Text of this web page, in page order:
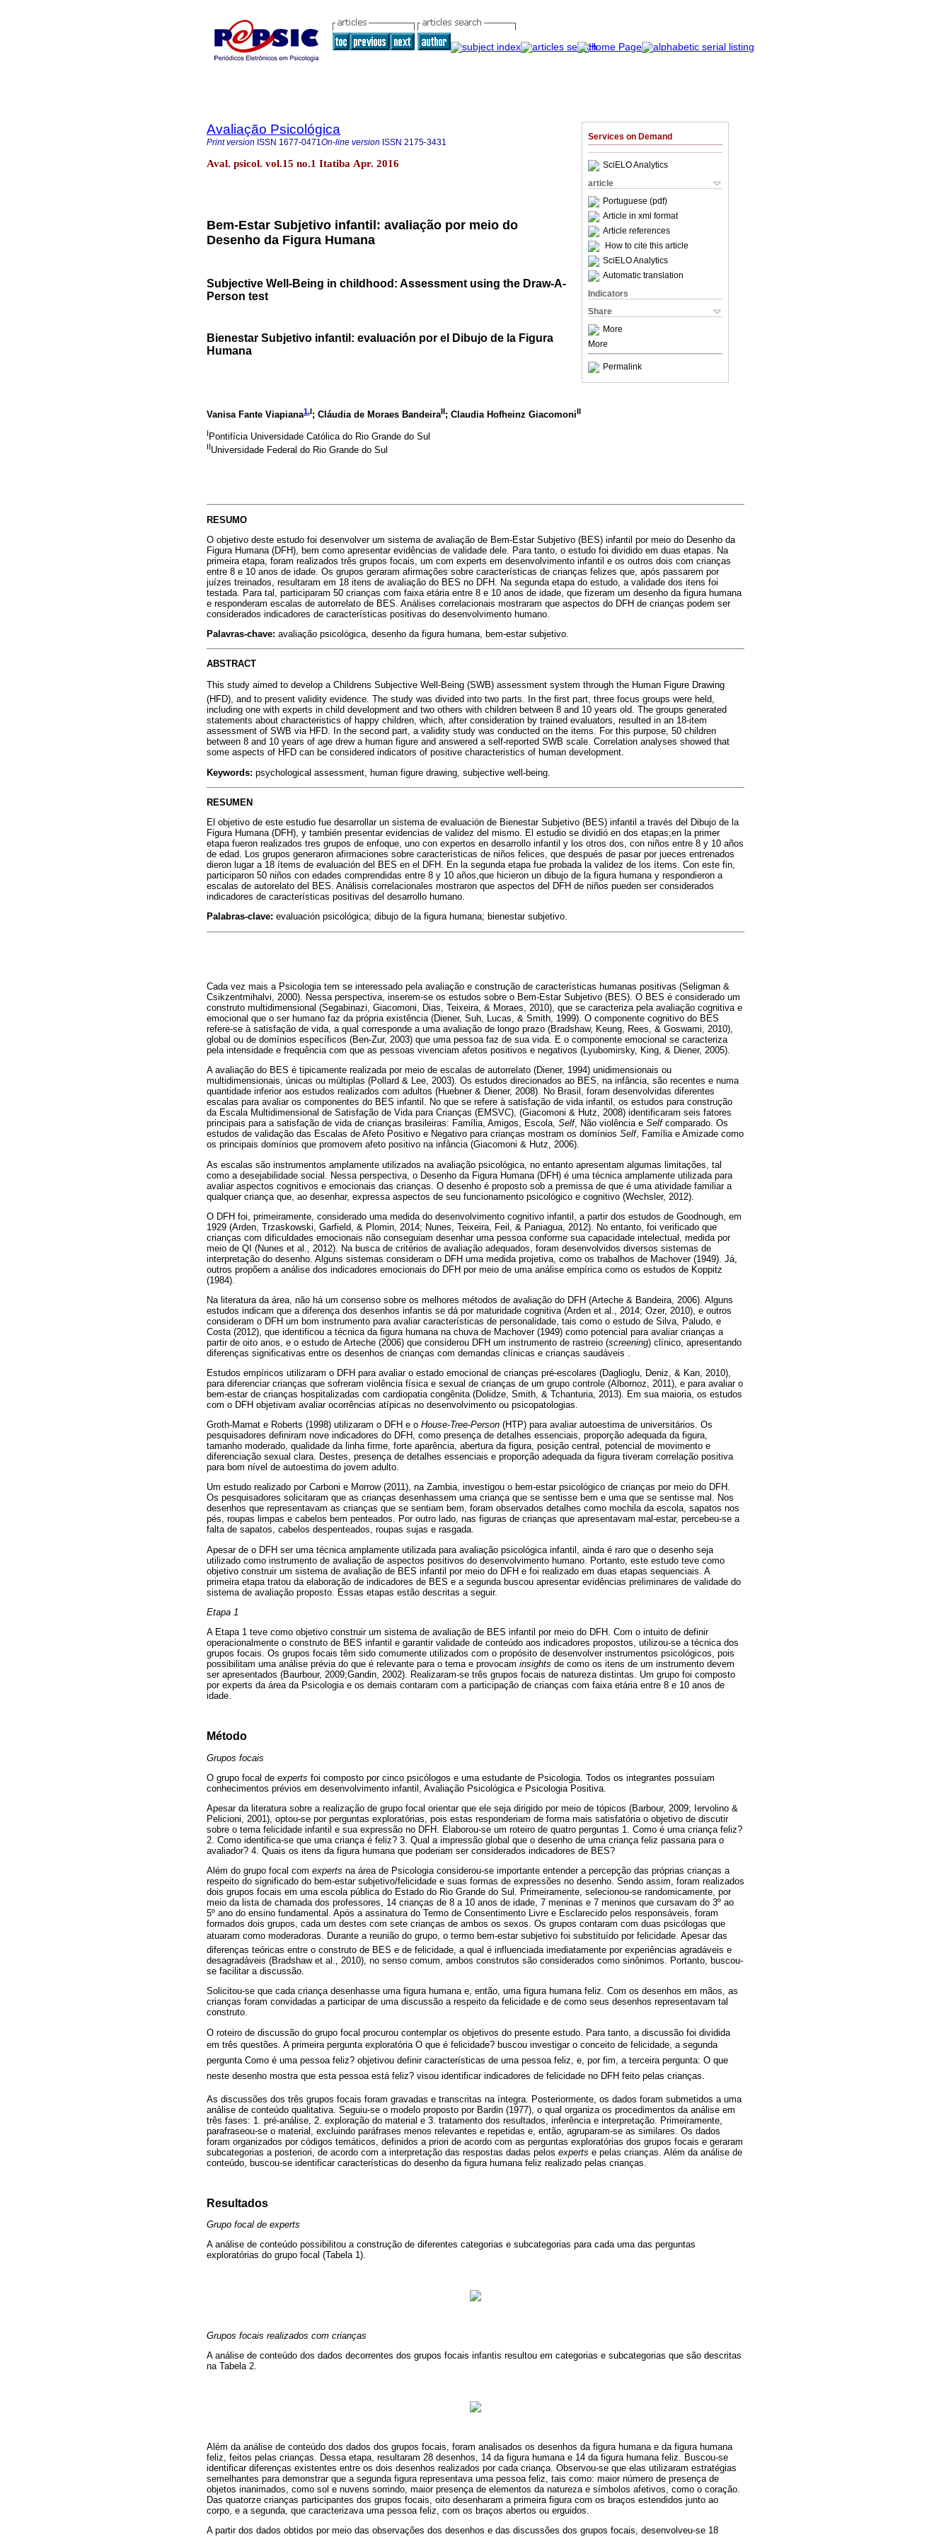
Services on Demand
SciELO Analytics
article
Portuguese (pdf)
Article in xml format
Article references
How to cite this article
SciELO Analytics
Automatic translation
Indicators
Share
More
More
Permalink
Avaliação Psicológica
Print version ISSN 1677-0471On-line version ISSN 2175-3431
Aval. psicol. vol.15 no.1 Itatiba Apr. 2016
Bem-Estar Subjetivo infantil: avaliação por meio do
Desenho da Figura Humana
Subjective Well-Being in childhood: Assessment using the Draw-A-
Person test
Bienestar Subjetivo infantil: evaluación por el Dibujo de la Figura
Humana
Vanisa Fante Viapiana1,I; Cláudia de Moraes BandeiraII; Claudia Hofheinz GiacomoniII
I Pontifícia Universidade Católica do Rio Grande do Sul
IIUniversidade Federal do Rio Grande do Sul
RESUMO
O objetivo deste estudo foi desenvolver um sistema de avaliação de Bem-Estar Subjetivo (BES) infantil por meio do Desenho da
Figura Humana (DFH), bem como apresentar evidências de validade dele. Para tanto, o estudo foi dividido em duas etapas. Na
primeira etapa, foram realizados três grupos focais, um com experts em desenvolvimento infantil e os outros dois com crianças
entre 8 e 10 anos de idade. Os grupos geraram afirmações sobre características de crianças felizes que, após passarem por
juízes treinados, resultaram em 18 itens de avaliação do BES no DFH. Na segunda etapa do estudo, a validade dos itens foi
testada. Para tal, participaram 50 crianças com faixa etária entre 8 e 10 anos de idade, que fizeram um desenho da figura humana
e responderam escalas de autorrelato de BES. Análises correlacionais mostraram que aspectos do DFH de crianças podem ser
considerados indicadores de características positivas do desenvolvimento humano.
Palavras-chave: avaliação psicológica, desenho da figura humana, bem-estar subjetivo.
ABSTRACT
This study aimed to develop a Childrens Subjective Well-Being (SWB) assessment system through the Human Figure Drawing
(HFD), and to present validity evidence. The study was divided into two parts. In the first part, three focus groups were held,
including one with experts in child development and two others with children between 8 and 10 years old. The groups generated
statements about characteristics of happy children, which, after consideration by trained evaluators, resulted in an 18-item
assessment of SWB via HFD. In the second part, a validity study was conducted on the items. For this purpose, 50 children
between 8 and 10 years of age drew a human figure and answered a self-reported SWB scale. Correlation analyses showed that
some aspects of HFD can be considered indicators of positive characteristics of human development.
Keywords: psychological assessment, human figure drawing, subjective well-being.
RESUMEN
El objetivo de este estudio fue desarrollar un sistema de evaluación de Bienestar Subjetivo (BES) infantil a través del Dibujo de la
Figura Humana (DFH), y también presentar evidencias de validez del mismo. El estudio se dividió en dos etapas;en la primer
etapa fueron realizados tres grupos de enfoque, uno con expertos en desarrollo infantil y los otros dos, con niños entre 8 y 10 años
de edad. Los grupos generaron afirmaciones sobre características de niños felices, que después de pasar por jueces entrenados
dieron lugar a 18 ítems de evaluación del BES en el DFH. En la segunda etapa fue probada la validez de los ítems. Con este fin,
participaron 50 niños con edades comprendidas entre 8 y 10 años,que hicieron un dibujo de la figura humana y respondieron a
escalas de autorelato del BES. Análisis correlacionales mostraron que aspectos del DFH de niños pueden ser considerados
indicadores de características positivas del desarrollo humano.
Palabras-clave: evaluación psicológica; dibujo de la figura humana; bienestar subjetivo.
Cada vez mais a Psicologia tem se interessado pela avaliação e construção de características humanas positivas (Seligman &
Csikzentmihalvi, 2000). Nessa perspectiva, inserem-se os estudos sobre o Bem-Estar Subjetivo (BES). O BES é considerado um
construto multidimensional (Segabinazi, Giacomoni, Dias, Teixeira, & Moraes, 2010), que se caracteriza pela avaliação cognitiva e
emocional que o ser humano faz da própria existência (Diener, Suh, Lucas, & Smith, 1999). O componente cognitivo do BES
refere-se à satisfação de vida, a qual corresponde a uma avaliação de longo prazo (Bradshaw, Keung, Rees, & Goswami, 2010),
global ou de domínios específicos (Ben-Zur, 2003) que uma pessoa faz de sua vida. E o componente emocional se caracteriza
pela intensidade e frequência com que as pessoas vivenciam afetos positivos e negativos (Lyubomirsky, King, & Diener, 2005).
A avaliação do BES é tipicamente realizada por meio de escalas de autorrelato (Diener, 1994) unidimensionais ou
multidimensionais, únicas ou múltiplas (Pollard & Lee, 2003). Os estudos direcionados ao BES, na infância, são recentes e numa
quantidade inferior aos estudos realizados com adultos (Huebner & Diener, 2008). No Brasil, foram desenvolvidas diferentes
escalas para avaliar os componentes do BES infantil. No que se refere à satisfação de vida infantil, os estudos para construção
da Escala Multidimensional de Satisfação de Vida para Crianças (EMSVC), (Giacomoni & Hutz, 2008) identificaram seis fatores
principais para a satisfação de vida de crianças brasileiras: Família, Amigos, Escola, Self, Não violência e Selfcomparado. Os
estudos de validação das Escalas de Afeto Positivo e Negativo para crianças mostram os domínios Self, Família e Amizade como
os principais domínios que promovem afeto positivo na infância (Giacomoni & Hutz, 2006).
As escalas são instrumentos amplamente utilizados na avaliação psicológica, no entanto apresentam algumas limitações, tal
como a desejabilidade social. Nessa perspectiva, o Desenho da Figura Humana (DFH) é uma técnica amplamente utilizada para
avaliar aspectos cognitivos e emocionais das crianças. O desenho é proposto sob a premissa de que é uma atividade familiar a
qualquer criança que, ao desenhar, expressa aspectos de seu funcionamento psicológico e cognitivo (Wechsler, 2012).
O DFH foi, primeiramente, considerado uma medida do desenvolvimento cognitivo infantil, a partir dos estudos de Goodnough, em
1929 (Arden, Trzaskowski, Garfield, & Plomin, 2014; Nunes, Teixeira, Feil, & Paniagua, 2012). No entanto, foi verificado que
crianças com dificuldades emocionais não conseguiam desenhar uma pessoa conforme sua capacidade intelectual, medida por
meio de QI (Nunes et al., 2012). Na busca de critérios de avaliação adequados, foram desenvolvidos diversos sistemas de
interpretação do desenho. Alguns sistemas consideram o DFH uma medida projetiva, como os trabalhos de Machover (1949). Já,
outros propõem a análise dos indicadores emocionais do DFH por meio de uma análise empírica como os estudos de Koppitz
(1984).
Na literatura da área, não há um consenso sobre os melhores métodos de avaliação do DFH (Arteche & Bandeira, 2006). Alguns
estudos indicam que a diferença dos desenhos infantis se dá por maturidade cognitiva (Arden et al., 2014; Ozer, 2010), e outros
consideram o DFH um bom instrumento para avaliar características de personalidade, tais como o estudo de Silva, Paludo, e
Costa (2012), que identificou a técnica da figura humana na chuva de Machover (1949) como potencial para avaliar crianças a
partir de oito anos, e o estudo de Arteche (2006) que considerou DFH um instrumento de rastreio (screening) clínico, apresentando
diferenças significativas entre os desenhos de crianças com demandas clínicas e crianças saudáveis .
Estudos empíricos utilizaram o DFH para avaliar o estado emocional de crianças pré-escolares (Daglioglu, Deniz, & Kan, 2010),
para diferenciar crianças que sofreram violência física e sexual de crianças de um grupo controle (Albornoz, 2011), e para avaliar o
bem-estar de crianças hospitalizadas com cardiopatia congênita (Dolidze, Smith, & Tchanturia, 2013). Em sua maioria, os estudos
com o DFH objetivam avaliar ocorrências atípicas no desenvolvimento ou psicopatologias.
Groth-Marnat e Roberts (1998) utilizaram o DFH e o House-Tree-Person (HTP) para avaliar autoestima de universitários. Os
pesquisadores definiram nove indicadores do DFH, como presença de detalhes essenciais, proporção adequada da figura,
tamanho moderado, qualidade da linha firme, forte aparência, abertura da figura, posição central, potencial de movimento e
diferenciação sexual clara. Destes, presença de detalhes essenciais e proporção adequada da figura tiveram correlação positiva
para bom nível de autoestima do jovem adulto.
Um estudo realizado por Carboni e Morrow (2011), na Zambia, investigou o bem-estar psicológico de crianças por meio do DFH.
Os pesquisadores solicitaram que as crianças desenhassem uma criança que se sentisse bem e uma que se sentisse mal. Nos
desenhos que representavam as crianças que se sentiam bem, foram observados detalhes como mochila da escola, sapatos nos
pés, roupas limpas e cabelos bem penteados. Por outro lado, nas figuras de crianças que apresentavam mal-estar, percebeu-se a
falta de sapatos, cabelos despenteados, roupas sujas e rasgada.
Apesar de o DFH ser uma técnica amplamente utilizada para avaliação psicológica infantil, ainda é raro que o desenho seja
utilizado como instrumento de avaliação de aspectos positivos do desenvolvimento humano. Portanto, este estudo teve como
objetivo construir um sistema de avaliação de BES infantil por meio do DFH e foi realizado em duas etapas sequenciais. A
primeira etapa tratou da elaboração de indicadores de BES e a segunda buscou apresentar evidências preliminares de validade do
sistema de avaliação proposto. Essas etapas estão descritas a seguir.
Etapa 1
A Etapa 1 teve como objetivo construir um sistema de avaliação de BES infantil por meio do DFH. Com o intuito de definir
operacionalmente o construto de BES infantil e garantir validade de conteúdo aos indicadores propostos, utilizou-se a técnica dos
grupos focais. Os grupos focais têm sido comumente utilizados com o propósito de desenvolver instrumentos psicológicos, pois
possibilitam uma análise prévia do que é relevante para o tema e provocam insights de como os itens de um instrumento devem
ser apresentados (Baurbour, 2009;Gandin, 2002). Realizaram-se três grupos focais de natureza distintas. Um grupo foi composto
por experts da área da Psicologia e os demais contaram com a participação de crianças com faixa etária entre 8 e 10 anos de
idade.
Método
Grupos focais
O grupo focal de experts foi composto por cinco psicólogos e uma estudante de Psicologia. Todos os integrantes possuíam
conhecimentos prévios em desenvolvimento infantil, Avaliação Psicológica e Psicologia Positiva.
Apesar da literatura sobre a realização de grupo focal orientar que ele seja dirigido por meio de tópicos (Barbour, 2009; Iervolino &
Pelicioni, 2001), optou-se por perguntas exploratórias, pois estas responderiam de forma mais satisfatória o objetivo de discutir
sobre o tema felicidade infantil e sua expressão no DFH. Elaborou-se um roteiro de quatro perguntas 1. Como é uma criança feliz?
2. Como identifica-se que uma criança é feliz? 3. Qual a impressão global que o desenho de uma criança feliz passaria para o
avaliador? 4. Quais os itens da figura humana que poderiam ser considerados indicadores de BES?
Além do grupo focal com experts na área de Psicologia considerou-se importante entender a percepção das próprias crianças a
respeito do significado do bem-estar subjetivo/felicidade e suas formas de expressões no desenho. Sendo assim, foram realizados
dois grupos focais em uma escola pública do Estado do Rio Grande do Sul. Primeiramente, selecionou-se randomicamente, por
meio da lista de chamada dos professores, 14 crianças de 8 a 10 anos de idade, 7 meninas e 7 meninos que cursavam do 3º ao
5º ano do ensino fundamental. Após a assinatura do Termo de Consentimento Livre e Esclarecido pelos responsáveis, foram
formados dois grupos, cada um destes com sete crianças de ambos os sexos. Os grupos contaram com duas psicólogas que
atuaram como moderadoras. Durante a reunião do grupo, o termo bem-estar subjetivo foi substituído por felicidade. Apesar das
diferenças teóricas entre o construto de BES e de felicidade, a qual é influenciada imediatamente por experiências agradáveis e
desagradáveis (Bradshaw et al., 2010), no senso comum, ambos construtos são considerados como sinônimos. Portanto, buscou-
se facilitar a discussão.
Solicitou-se que cada criança desenhasse uma figura humana e, então, uma figura humana feliz. Com os desenhos em mãos, as
crianças foram convidadas a participar de uma discussão a respeito da felicidade e de como seus desenhos representavam tal
construto.
O roteiro de discussão do grupo focal procurou contemplar os objetivos do presente estudo. Para tanto, a discussão foi dividida
em três questões. A primeira pergunta exploratória O que é felicidade? buscou investigar o conceito de felicidade, a segunda
pergunta Como é uma pessoa feliz? objetivou definir características de uma pessoa feliz, e, por fim, a terceira pergunta: O que
neste desenho mostra que esta pessoa está feliz? visou identificar indicadores de felicidade no DFH feito pelas crianças.
As discussões dos três grupos focais foram gravadas e transcritas na íntegra. Posteriormente, os dados foram submetidos a uma
análise de conteúdo qualitativa. Seguiu-se o modelo proposto por Bardin (1977), o qual organiza os procedimentos da análise em
três fases: 1. pré-análise, 2. exploração do material e 3. tratamento dos resultados, inferência e interpretação. Primeiramente,
parafraseou-se o material, excluindo paráfrases menos relevantes e repetidas e, então, agruparam-se as similares. Os dados
foram organizados por códigos temáticos, definidos a priori de acordo com as perguntas exploratórias dos grupos focais e geraram
subcategorias a posteriori, de acordo com a interpretação das respostas dadas pelos experts e pelas crianças. Além da análise de
conteúdo, buscou-se identificar características do desenho da figura humana feliz realizado pelas crianças.
Resultados
Grupo focal de experts
A análise de conteúdo possibilitou a construção de diferentes categorias e subcategorias para cada uma das perguntas
exploratórias do grupo focal (Tabela 1).
Grupos focais realizados com crianças
A análise de conteúdo dos dados decorrentes dos grupos focais infantis resultou em categorias e subcategorias que são descritas
na Tabela 2.
Além da análise de conteúdo dos dados dos grupos focais, foram analisados os desenhos da figura humana e da figura humana
feliz, feitos pelas crianças. Dessa etapa, resultaram 28 desenhos, 14 da figura humana e 14 da figura humana feliz. Buscou-se
identificar diferenças existentes entre os dois desenhos realizados por cada criança. Observou-se que elas utilizaram estratégias
semelhantes para demonstrar que a segunda figura representava uma pessoa feliz, tais como: maior número de presença de
objetos inanimados, como sol e nuvens sorrindo, maior presença de elementos da natureza e símbolos afetivos, como o coração.
Das quatorze crianças participantes dos grupos focais, oito desenharam a primeira figura com os braços estendidos junto ao
corpo, e a segunda, que caracterizava uma pessoa feliz, com os braços abertos ou erguidos.
A partir dos dados obtidos por meio das observações dos desenhos e das discussões dos grupos focais, desenvolveu-se 18